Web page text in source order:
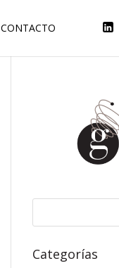
CONTACTO
E T
L
I
K
Categorías